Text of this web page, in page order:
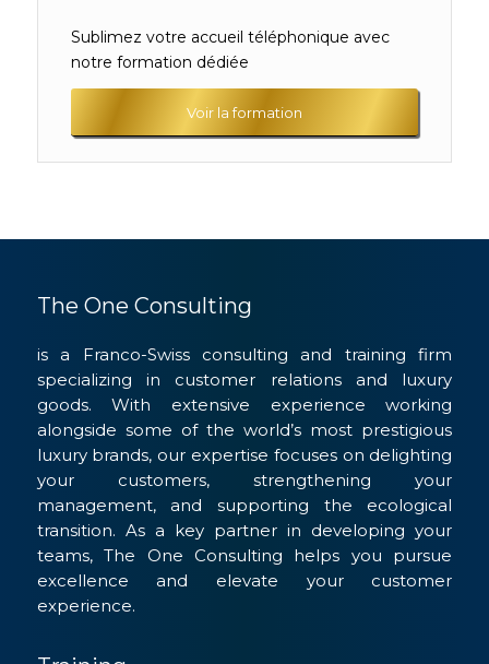
Sublimez votre accueil téléphonique avec
notre formation dédiée
Voir la formation
The One Consulting
is a Franco-Swiss consulting and training firm
specializing in customer relations and luxury
goods. With extensive experience working
alongside some of the world’s most prestigious
luxury brands, our expertise focuses on delighting
your customers, strengthening your
management, and supporting the ecological
transition. As a key partner in developing your
teams, The One Consulting helps you pursue
excellence and elevate your customer
experience.